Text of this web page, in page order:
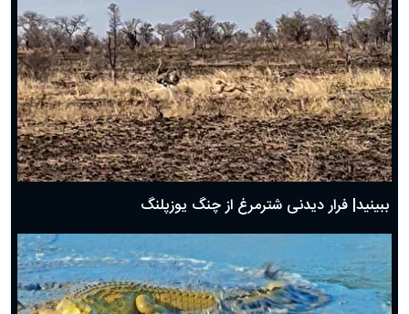
ببینید| فرار دیدنی شترمرغ از چنگ یوزپلنگ